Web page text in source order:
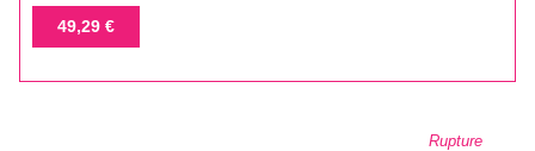
base
Prix49,29 €
Rupture